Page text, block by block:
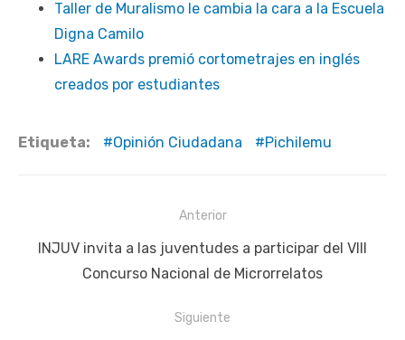
Taller de Muralismo le cambia la cara a la Escuela
Digna Camilo
LARE Awards premió cortometrajes en inglés
creados por estudiantes
Etiqueta: Opinión Ciudadana Pichilemu
de
entradas
Anterior
Publicación
anterior:
INJUV invita a las juventudes a participar del VIII
Concurso Nacional de Microrrelatos
Siguiente